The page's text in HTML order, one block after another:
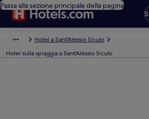
Passa alla sezione principale della pagina
Hotel a Sant'Alessio Siculo
Hotel sulla spiaggia a Sant'Alessio Siculo